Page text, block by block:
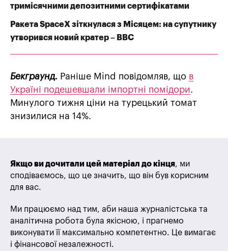
тримісячними депозитними сертифікатами
Ракета SpaceX зіткнулася з Місяцем: на супутнику
утворився новий кратер – BBC
Бекграунд. Раніше Mind повідомляв, що в
Україні подешевшали імпортні помідори.
Минулого тижня ціни на турецький томат
знизилися на 14%.
Якщо ви дочитали цей матеріал до кінця, ми
сподіваємось, що це значить, що він був корисним
для вас.
Ми працюємо над тим, аби наша журналістська та
аналітична робота була якісною, і прагнемо
виконувати її максимально компетентно. Це вимагає
і фінансової незалежності.